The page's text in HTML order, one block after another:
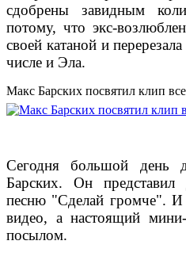
сдобрены завидным
потому, что экс-
своей катаной и
числе и Эла.
Макс Барских посвятил клип
Сегодня большой день
Барских. Он
песню "Сделай громче". И
видео, а настоящий
посылом.